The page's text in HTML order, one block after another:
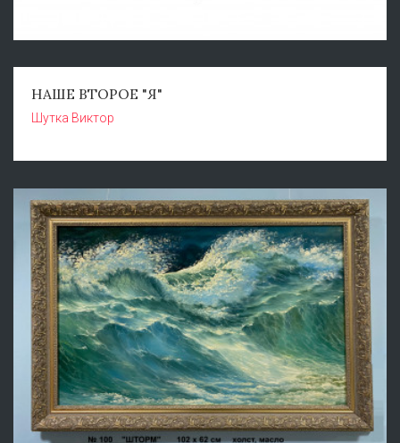
НАШЕ ВТОРОЕ "Я"
Шутка Виктор